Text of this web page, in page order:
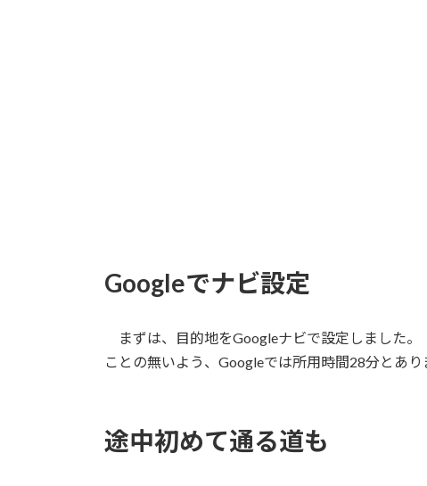
Googleでナビ設定
まずは、目的地をGoogleナビで設定しました
ことの無いよう、Googleでは所用時間28分とあ
途中初めて通る道も